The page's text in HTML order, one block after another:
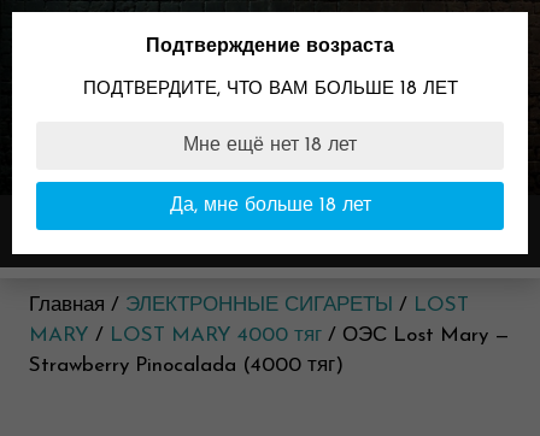
Skip
89096099898
Время работы:
11:00-23:00
Меню
Главная / ЭЛЕКТРОННЫЕ СИГАРЕТЫ / LOST
MARY / LOST MARY 4000 тяг / ОЭС Lost Mary —
Strawberry Pinocalada (4000 тяг)
Подтверждение возраста
ПОДТВЕРДИТЕ, ЧТО ВАМ БОЛЬШЕ 18 ЛЕТ
Мне ещё нет 18 лет
Да, мне больше 18 лет